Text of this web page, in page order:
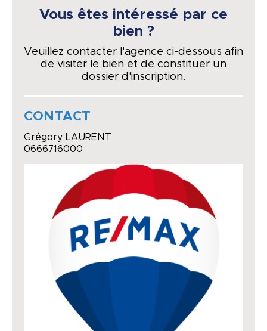
Vous êtes intéressé par ce
bien ?
Veuillez contacter l'agence ci-dessous afin
de visiter le bien et de constituer un
dossier d'inscription.
CONTACT
Grégory LAURENT
0666716000